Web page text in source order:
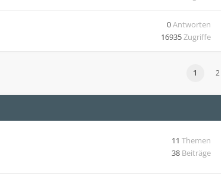
0Antworten
16935Zugriffe
1 2
11 Themen
38 Beiträge